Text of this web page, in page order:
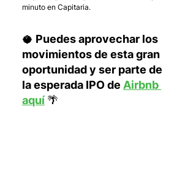
minuto en Capitaria.
🥥 Puedes aprovechar los
movimientos de esta gran
oportunidad y ser parte de
la esperada IPO de Airbnb
aquí 🌴